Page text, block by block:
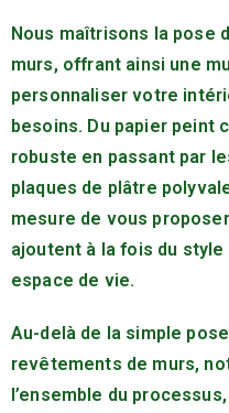
Nous maîtrisons la pose
murs, offrant ainsi une
personnaliser votre
besoins. Du papier peint
robuste en passant par
plaques de plâtre
mesure de vous
ajoutent à la fois du
espace de vie.
Au-delà de la simple
revêtements de murs,
l’ensemble du